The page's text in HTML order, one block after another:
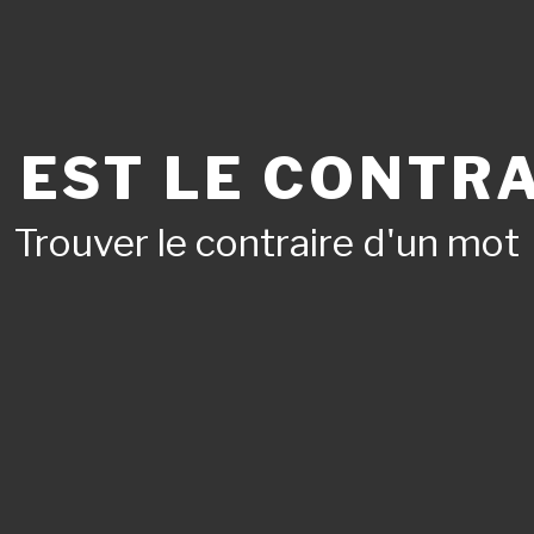
EST LE
Trouver le contraire d'un mot